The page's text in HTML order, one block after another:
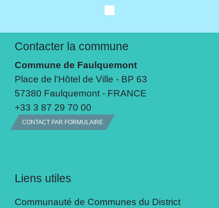
Contacter la commune
Commune de Faulquemont
Place de l'Hôtel de Ville - BP 63
57380 Faulquemont - FRANCE
+33 3 87 29 70 00
CONTACT PAR FORMULAIRE
Liens utiles
Communauté de Communes du District